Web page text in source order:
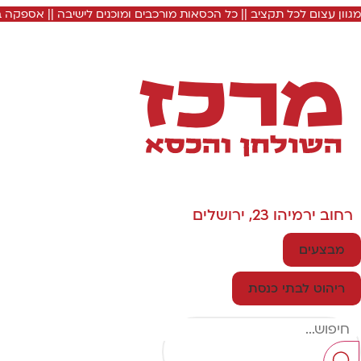
מגוון עצום לכל תקציב || כל הכסאות מורכבים ומוכנים לישיבה ||
רחוב ירמיהו 23, ירושלים
מבצעים
ריהוט לבתי כנסת
Search
...